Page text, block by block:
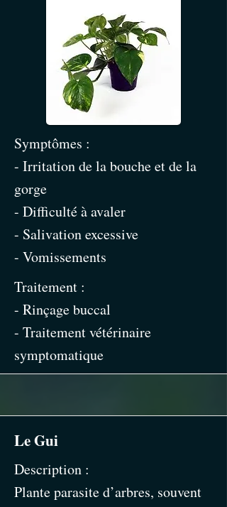
Symptômes :
- Irritation de la bouche et de la
gorge
- Difficulté à avaler
- Salivation excessive
- Vomissements
Traitement :
- Rinçage buccal
- Traitement vétérinaire
symptomatique
Le Gui
Description :
Plante parasite d’arbres, souvent